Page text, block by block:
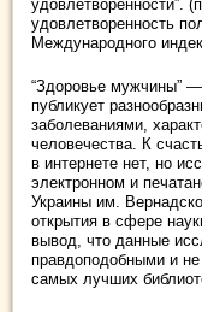
удовлетворенности”.
удовлетворенность
Международного
“Здоровье мужчины”
публикует
заболеваниями,
человечества. К
в интернете нет, но
электронном и
Украины им.
открытия в сфере
вывод, что данные
правдоподобными и
самых лучших